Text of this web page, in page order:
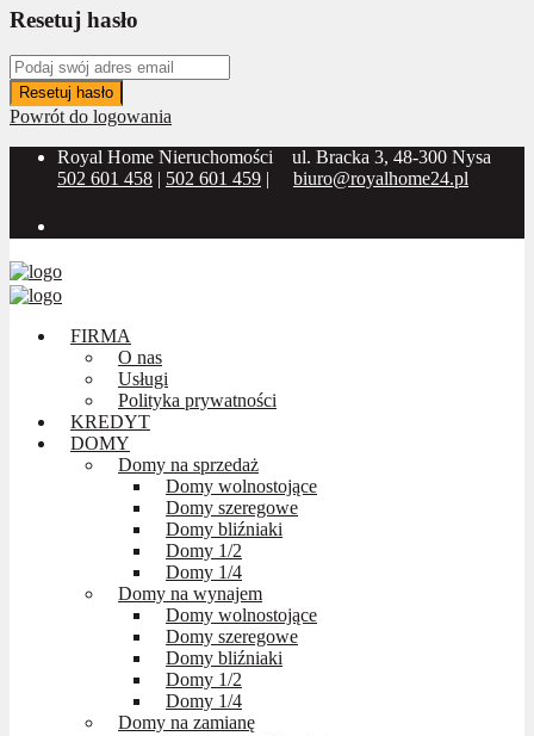
Resetuj hasło
Resetuj hasło
Powrót do logowania
Royal Home Nieruchomości
ul. Bracka 3, 48-300 Nysa
502 601 458 | 502 601 459 | biuro@royalhome24.pl
FIRMA
O nas
Usługi
Polityka prywatności
KREDYT
DOMY
Domy na sprzedaż
Domy wolnostojące
Domy szeregowe
Domy bliźniaki
Domy 1/2
Domy 1/4
Domy na wynajem
Domy wolnostojące
Domy szeregowe
Domy bliźniaki
Domy 1/2
Domy 1/4
Domy na zamianę